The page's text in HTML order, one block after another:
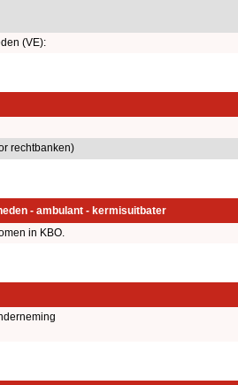
(VE):
rechtbanken)
- ambulant - kermisuitbater
in KBO.